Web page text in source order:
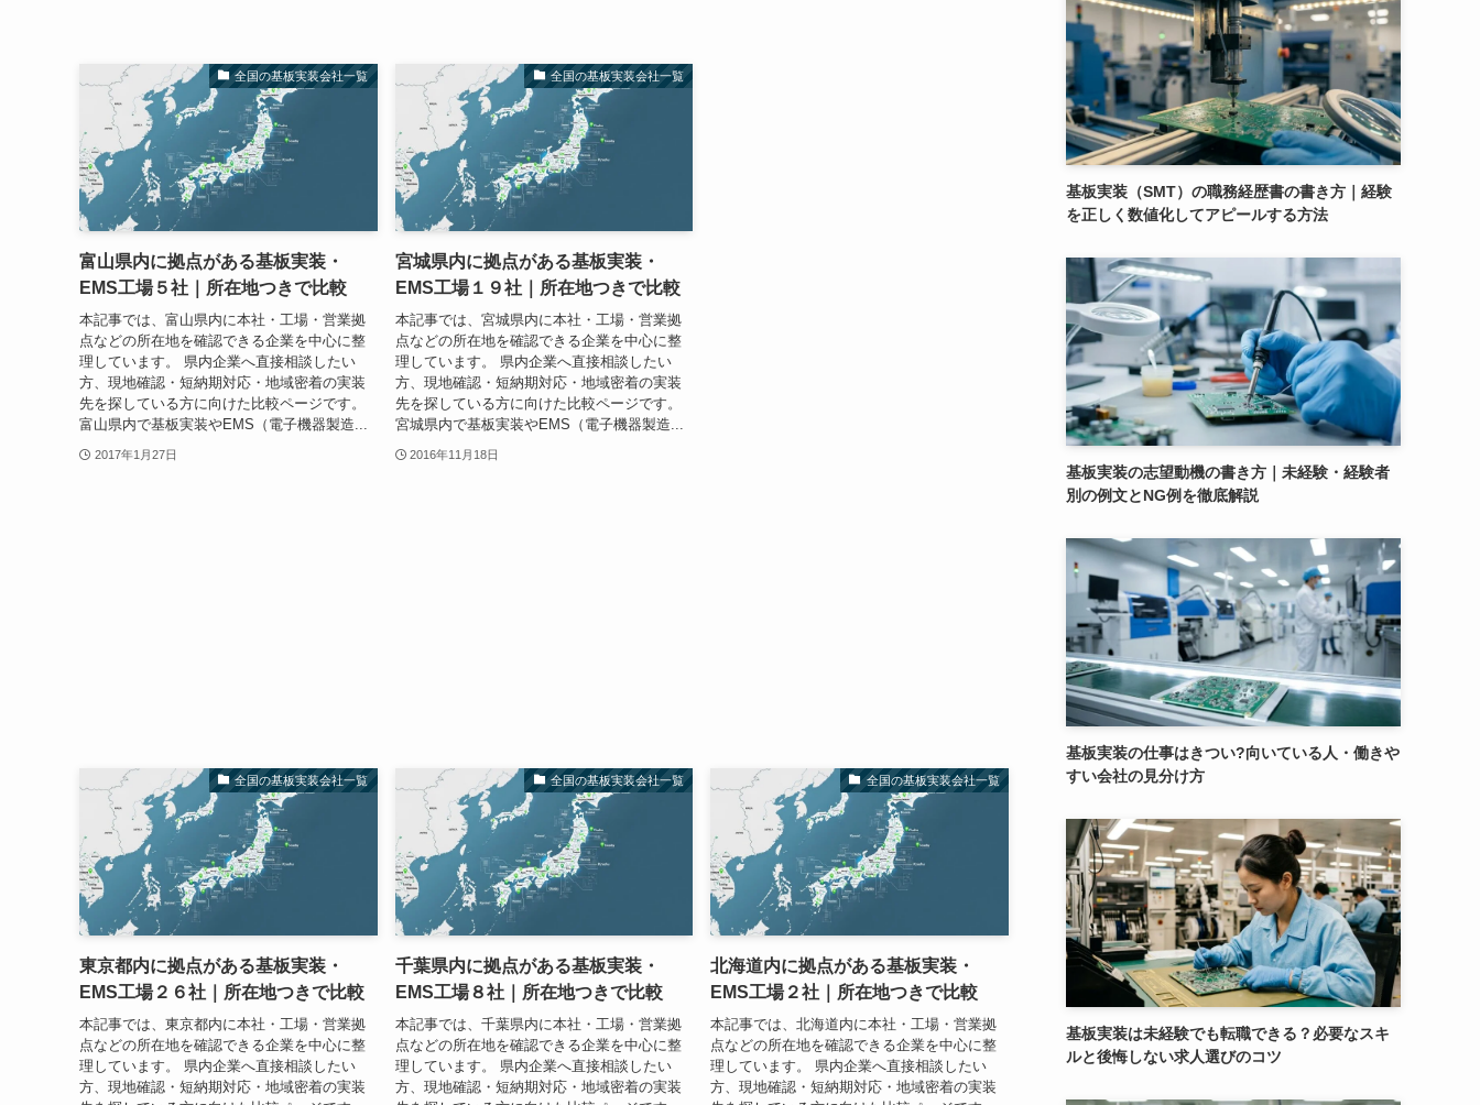
全国の基板実装会社一覧
富山県内に拠点がある基板実装・
EMS工場５社｜所在地つきで比較
本記事では、富山県内に本社・工場・営業拠
点などの所在地を確認できる企業を中心に整
理しています。 県内企業へ直接相談したい
方、現地確認・短納期対応・地域密着の実装
先を探している方に向けた比較ページです。
富山県内で基板実装やEMS（電子機器製造...
2017年1月27日
全国の基板実装会社一覧
宮城県内に拠点がある基板実装・
EMS工場１９社｜所在地つきで比較
本記事では、宮城県内に本社・工場・営業拠
点などの所在地を確認できる企業を中心に整
理しています。 県内企業へ直接相談したい
方、現地確認・短納期対応・地域密着の実装
先を探している方に向けた比較ページです。
宮城県内で基板実装やEMS（電子機器製造...
2016年11月18日
全国の基板実装会社一覧
東京都内に拠点がある基板実装・
EMS工場２６社｜所在地つきで比較
本記事では、東京都内に本社・工場・営業拠
点などの所在地を確認できる企業を中心に整
理しています。 県内企業へ直接相談したい
方、現地確認・短納期対応・地域密着の実装
全国の基板実装会社一覧
千葉県内に拠点がある基板実装・
EMS工場８社｜所在地つきで比較
本記事では、千葉県内に本社・工場・営業拠
点などの所在地を確認できる企業を中心に整
理しています。 県内企業へ直接相談したい
方、現地確認・短納期対応・地域密着の実装
全国の基板実装会社一覧
北海道内に拠点がある基板実装・
EMS工場２社｜所在地つきで比較
本記事では、北海道内に本社・工場・営業拠
点などの所在地を確認できる企業を中心に整
理しています。 県内企業へ直接相談したい
方、現地確認・短納期対応・地域密着の実装
基板実装（SMT）の職務経歴書の書き方｜経験
を正しく数値化してアピールする方法
基板実装の志望動機の書き方｜未経験・経験者
別の例文とNG例を徹底解説
基板実装の仕事はきつい?向いている人・働きや
すい会社の見分け方
基板実装は未経験でも転職できる？必要なスキ
ルと後悔しない求人選びのコツ